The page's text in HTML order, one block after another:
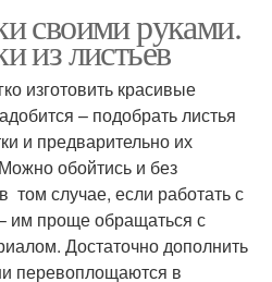
своими руками.
из листьев
изготовить красивые
– подобрать листья
и предварительно их
обойтись и без
случае, если работать с
им проще обращаться с
Достаточно дополнить
перевоплощаются в